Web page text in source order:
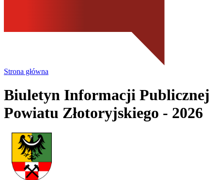
Strona główna
Biuletyn Informacji Publicznej
Powiatu Złotoryjskiego - 2026